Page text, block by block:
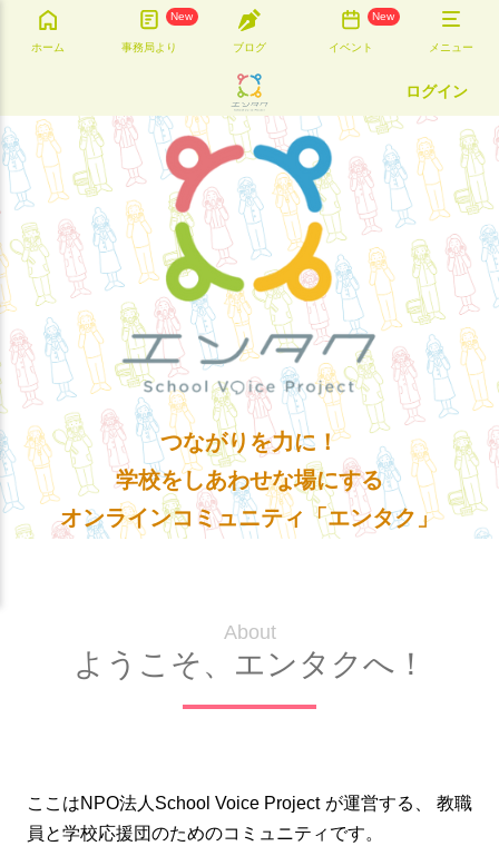
ホーム
New
事務局より ブログ
New
イベント メニュー
ログイン
つながりを力に！
学校をしあわせな場にする
オンラインコミュニティ「エンタク」
About
ようこそ、エンタクへ！
ここはNPO法人School Voice Project が運営する、
教職
員と学校応援団のためのコミュニティです。